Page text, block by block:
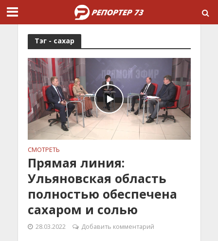
Тэг - сахар
СМОТРЕТЬ
Прямая линия:
Ульяновская область
полностью обеспечена
сахаром и солью
28.03.2022 Добавить комментарий